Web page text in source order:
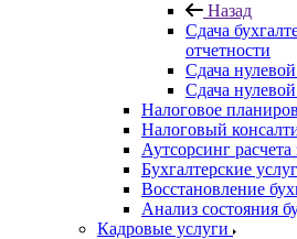
Назад
Сдача
отчетности
Сдача
Сдача
Налоговое
Налоговый
Аутсорсинг
Бухгалтерские
Восстановление
Анализ состояния
Кадровые услуги